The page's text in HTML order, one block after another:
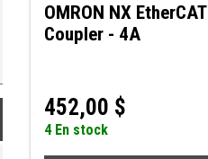
OMRON NX EtherCAT
Coupler - 4A
452,00 $
4 En stock